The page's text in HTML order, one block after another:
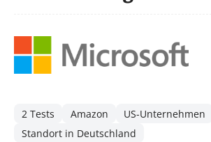
2 Tests Amazon
US-Unternehmen
Standort in Deutschland